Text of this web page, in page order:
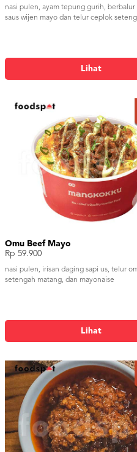
nasi pulen, ayam tepung gurih, berbalur
saus wijen mayo dan telur ceplok
Lihat
Omu Beef Mayo
Rp 59.900
nasi pulen, irisan daging sapi us, telur
setengah matang, dan mayonaise
Lihat